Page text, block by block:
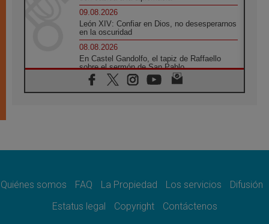
09.08.2026
León XIV: Confiar en Dios, no desesperarnos
en la oscuridad
08.08.2026
En Castel Gandolfo, el tapiz de Raffaello
sobre el sermón de San Pablo
08.08.2026
En Colombia, «la paz no se compra con una
08.08.2026
08.08.2026
del Buen Consejo de Genazzano
Quiénes somos FAQ La Propiedad Los servicios
Difusión
Estatus legal
Copyright Contáctenos